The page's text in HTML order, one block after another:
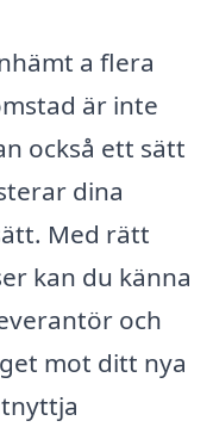
a flera
är inte
också ett sätt
dina
Med rätt
kan du känna
och
mot ditt nya